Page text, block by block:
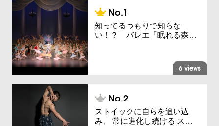
知ってるつもりで知らな
い！？ バレエ『眠れる森…
6 views
ストイックに自らを追い込
み、 常に進化し続ける ス…